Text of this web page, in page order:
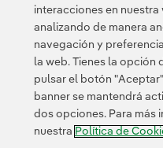
Innovación
colaborativa
Next Generation EU
Ciberseguridad en
España
Smart Grids
Innovation Hub
interacciones en
analizando de manera
navegación y
la web. Tienes la opción
pulsar el botón
banner se mantendrá
dos opciones. Para más
nuestra Política de